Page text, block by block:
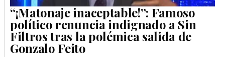
“¡Matonaje inaceptable!”: Famoso
político renuncia indignado a Sin
Filtros tras la polémica salida de
Gonzalo Feito